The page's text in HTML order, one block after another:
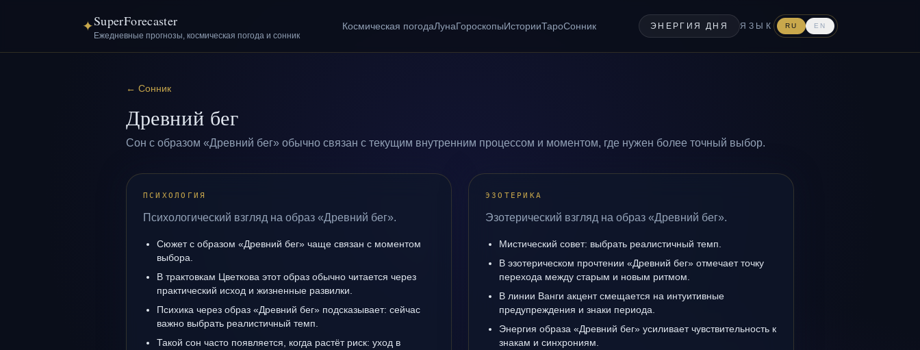
✦SuperForecaster
Ежедневные прогнозы, космическая погода и сонник
Космическая погодаЛунаГороскопыИсторииТароСонник ЭНЕРГИЯ ДНЯ ЯЗЫК RU EN
← Сонник
Древний бег
Сон с образом «Древний бег» обычно связан с текущим внутренним процессом и моментом, где нужен более точный выбор.
ПСИХОЛОГИЯ
Психологический взгляд на образ «Древний бег».
Сюжет с образом «Древний бег» чаще связан с моментом
выбора.
В трактовкам Цветкова этот образ обычно читается через
практический исход и жизненные развилки.
Психика через образ «Древний бег» подсказывает: сейчас
важно выбрать реалистичный темп.
Такой сон часто появляется, когда растёт риск: уход в
ЭЗОТЕРИКА
Эзотерический взгляд на образ «Древний бег».
Мистический совет: выбрать реалистичный темп.
В эзотерическом прочтении «Древний бег» отмечает точку
перехода между старым и новым ритмом.
В линии Ванги акцент смещается на интуитивные
предупреждения и знаки периода.
Энергия образа «Древний бег» усиливает чувствительность к
знакам и синхрониям.